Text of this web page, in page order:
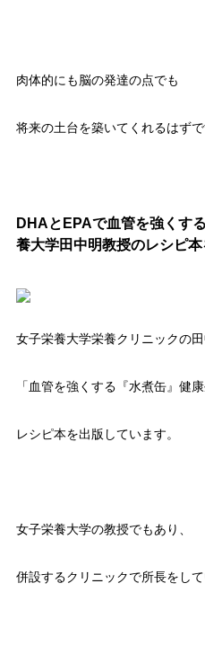
肉体的にも脳の発達の点でも
将来の土台を築いてくれるはずで
DHAとEPAで血管を強くす
養大学田中明教授のレシピ
女子栄養大学栄養クリニックの
「血管を強くする『水煮缶』健
レシピ本を出版しています。
女子栄養大学の教授でもあり、
併設するクリニックで所長をして